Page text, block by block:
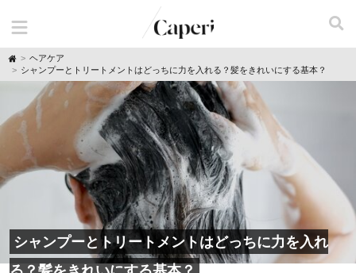
H
o
m
ヘアケア
シャンプーとトリートメントはどっちに力を入れる？髪をきれいにする基本？
シャンプーとトリートメントはどっちに力を入れ